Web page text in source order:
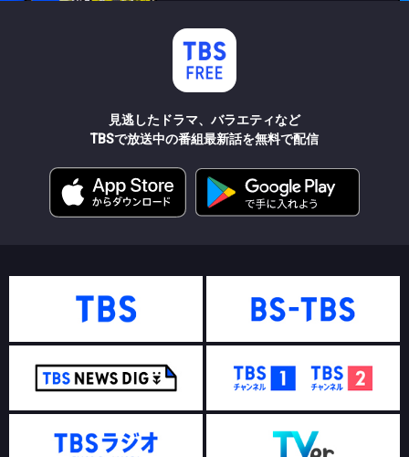
見逃したドラマ、バラエティなど
TBSで放送中の番組最新話を無料で配信